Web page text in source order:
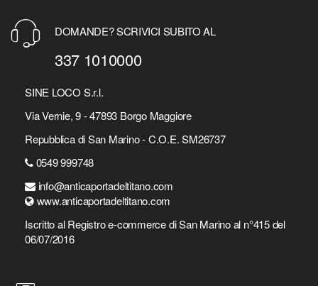
DOMANDE? SCRIVICI SUBITO AL
337 1010000
SINE LOCO S.r.l.
Via Vernie, 9 - 47893 Borgo Maggiore
Repubblica di San Marino - C.O.E. SM26737
0549 999748
info@anticaportadeltitano.com
www.anticaportadeltitano.com
Iscritto al Registro e-commerce di San Marino al n°415 del
06/07/2016